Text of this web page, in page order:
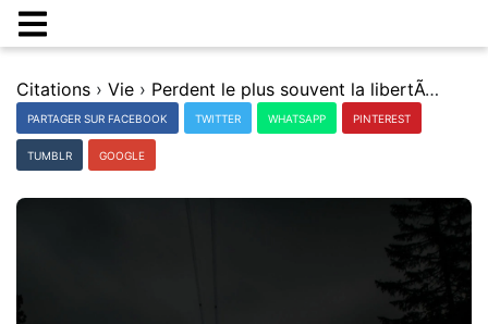
Citations › Vie › Perdent le plus souvent la libertÃ© ceux qui la dÃ©sirent ardemment.
PARTAGER SUR FACEBOOK TWITTER WHATSAPP PINTEREST
TUMBLR GOOGLE